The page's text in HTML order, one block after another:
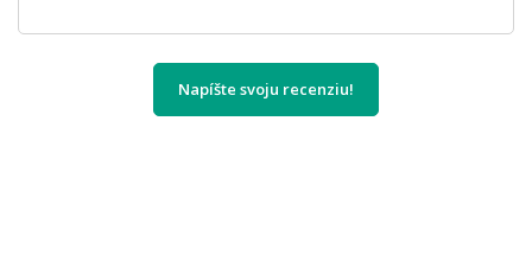
Napíšte svoju recenziu!